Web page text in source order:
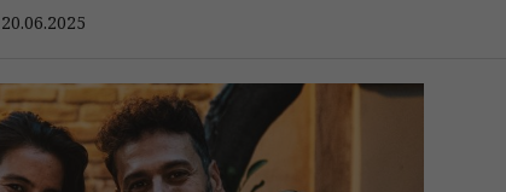
20.06.2025